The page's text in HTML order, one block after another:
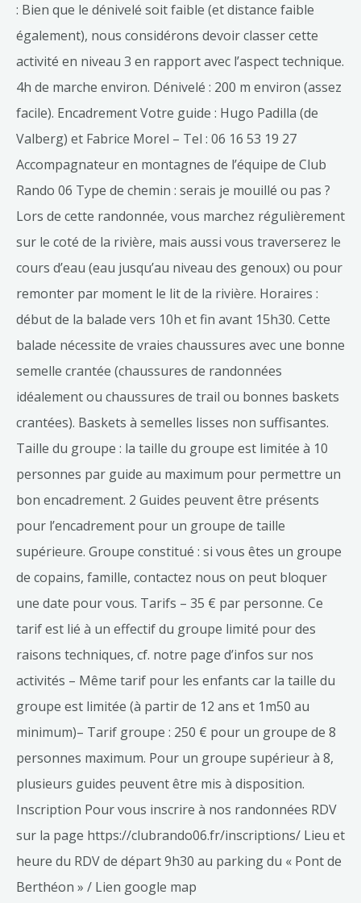
: Bien que le dénivelé soit faible (et distance faible
également), nous considérons devoir classer cette
activité en niveau 3 en rapport avec l’aspect technique.
4h de marche environ. Dénivelé : 200 m environ (assez
facile). Encadrement Votre guide : Hugo Padilla (de
Valberg) et Fabrice Morel – Tel : 06 16 53 19 27
Accompagnateur en montagnes de l’équipe de Club
Rando 06 Type de chemin : serais je mouillé ou pas ?
Lors de cette randonnée, vous marchez régulièrement
sur le coté de la rivière, mais aussi vous traverserez le
cours d’eau (eau jusqu’au niveau des genoux) ou pour
remonter par moment le lit de la rivière. Horaires :
début de la balade vers 10h et fin avant 15h30. Cette
balade nécessite de vraies chaussures avec une bonne
semelle crantée (chaussures de randonnées
idéalement ou chaussures de trail ou bonnes baskets
crantées). Baskets à semelles lisses non suffisantes.
Taille du groupe : la taille du groupe est limitée à 10
personnes par guide au maximum pour permettre un
bon encadrement. 2 Guides peuvent être présents
pour l’encadrement pour un groupe de taille
supérieure. Groupe constitué : si vous êtes un groupe
de copains, famille, contactez nous on peut bloquer
une date pour vous. Tarifs – 35 € par personne. Ce
tarif est lié à un effectif du groupe limité pour des
raisons techniques, cf. notre page d’infos sur nos
activités – Même tarif pour les enfants car la taille du
groupe est limitée (à partir de 12 ans et 1m50 au
minimum)– Tarif groupe : 250 € pour un groupe de 8
personnes maximum. Pour un groupe supérieur à 8,
plusieurs guides peuvent être mis à disposition.
Inscription Pour vous inscrire à nos randonnées RDV
sur la page https://clubrando06.fr/inscriptions/ Lieu et
heure du RDV de départ 9h30 au parking du « Pont de
Berthéon » / Lien google map